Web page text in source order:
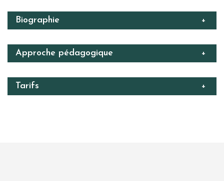
Biographie +
Approche pédagogique +
Tarifs +